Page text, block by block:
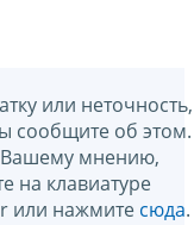
или неточность,
сообщите об этом.
Вашему мнению,
на клавиатуре
или нажмите сюда.